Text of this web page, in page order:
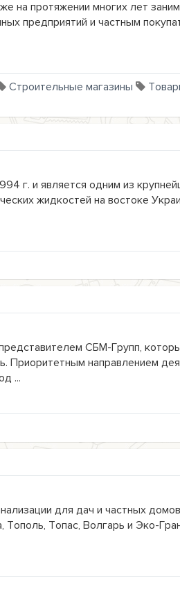
на протяжении многих лет
предприятий и частным
Строительные магазины
г. и является одним из
жидкостей на востоке
СБМ-Групп,
Приоритетным направлением
...
для дач и частных
Тополь, Топас, Волгарь и Эко-